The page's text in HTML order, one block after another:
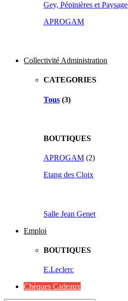
Gey, Pépinières et Paysage
APROGAM
Collectivité Administration
CATEGORIES
Tous (3)
BOUTIQUES
APROGAM (2)
Etang des Cloix
Salle Jean Genet
Emploi
BOUTIQUES
E.Leclerc
Chèques Cadeaux